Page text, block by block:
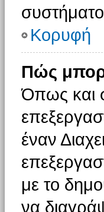
Κορυφή
Πώς
Όπως και
έναν
με το
να